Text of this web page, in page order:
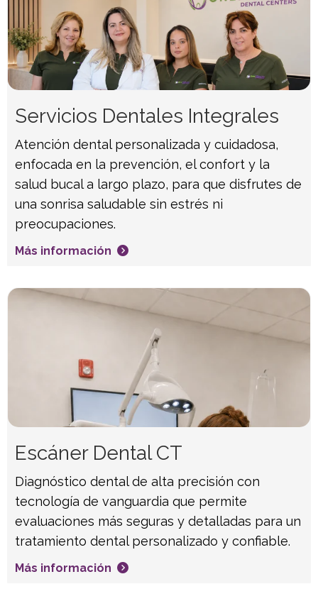
Servicios Dentales Integrales
Atención dental personalizada y cuidadosa,
enfocada en la prevención, el confort y la
salud bucal a largo plazo, para que disfrutes de
una sonrisa saludable sin estrés ni
preocupaciones.
Más información
Escáner Dental CT
Diagnóstico dental de alta precisión con
tecnología de vanguardia que permite
evaluaciones más seguras y detalladas para un
tratamiento dental personalizado y confiable.
Más información